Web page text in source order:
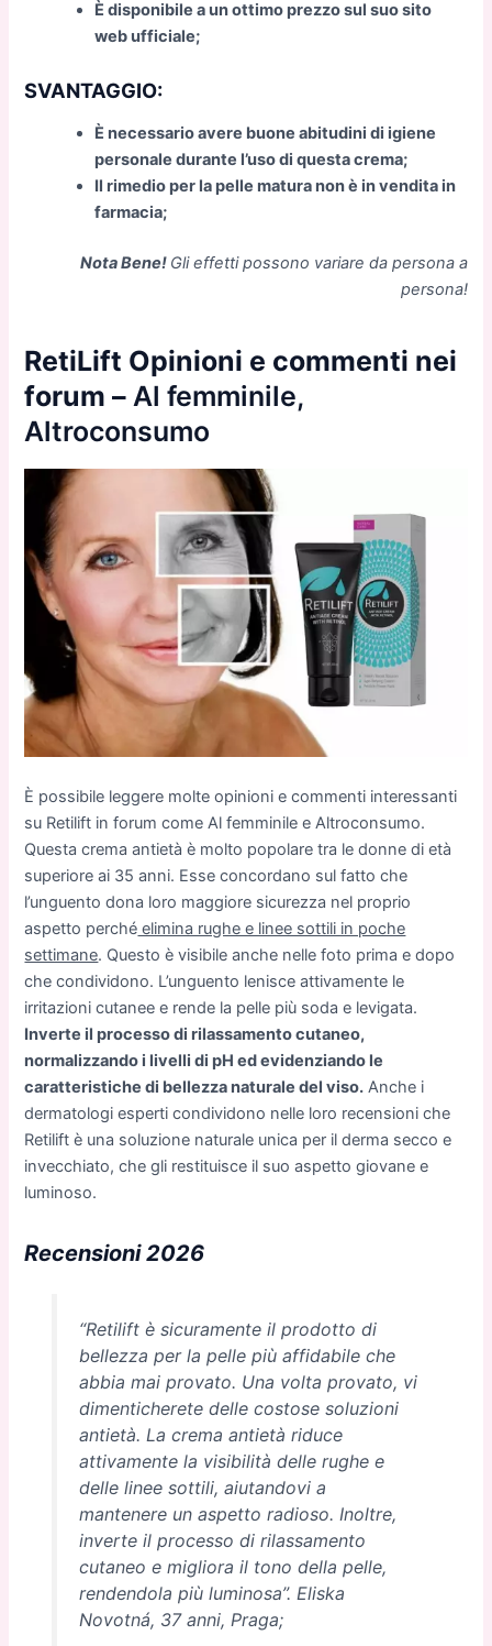
È disponibile a un ottimo prezzo sul suo sito
web ufficiale;
SVANTAGGIO:
È necessario avere buone abitudini di igiene
personale durante l’uso di questa crema;
Il rimedio per la pelle matura non è in vendita in
farmacia;
Nota Bene! Gli effetti possono variare da persona a
persona!
RetiLift Opinioni e commenti nei
forum –Al femminile,
Altroconsumo
È possibile leggere molte opinioni e commenti interessanti
su Retilift in forum come Al femminile e Altroconsumo.
Questa crema antietà è molto popolare tra le donne di età
superiore ai 35 anni. Esse concordano sul fatto che
l’unguento dona loro maggiore sicurezza nel proprio
aspetto perché elimina rughe e linee sottili in poche
settimane. Questo è visibile anche nelle foto prima e dopo
che condividono. L’unguento lenisce attivamente le
irritazioni cutanee e rende la pelle più soda e levigata.
Inverte il processo di rilassamento cutaneo,
normalizzando i livelli di pH ed evidenziando le
caratteristiche di bellezza naturale del viso. Anche i
dermatologi esperti condividono nelle loro recensioni che
Retilift è una soluzione naturale unica per il derma secco e
invecchiato, che gli restituisce il suo aspetto giovane e
luminoso.
Recensioni 2026
“Retilift è sicuramente il prodotto di
bellezza per la pelle più affidabile che
abbia mai provato. Una volta provato, vi
dimenticherete delle costose soluzioni
antietà. La crema antietà riduce
attivamente la visibilità delle rughe e
delle linee sottili, aiutandovi a
mantenere un aspetto radioso. Inoltre,
inverte il processo di rilassamento
cutaneo e migliora il tono della pelle,
rendendola più luminosa”. Eliska
Novotná, 37 anni, Praga;